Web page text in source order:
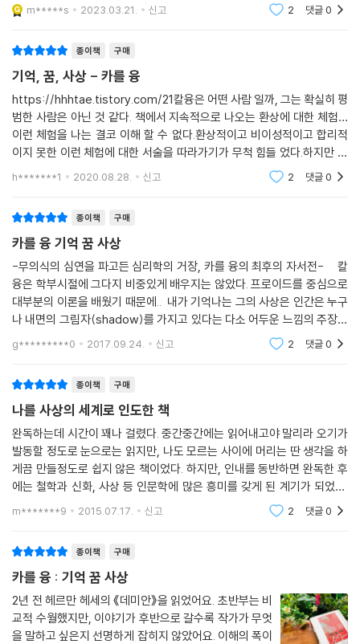
구하는 것
m*****s 2023.03.21. 신고 2 댓글0
종이책 구매
기억, 꿈, 사상 - 카를 융
https://hhhtae.tistory.com/21칼융은 어떤 사람 일까, 그는 확실히 평
범한 사람은 아닌 것 같다. 책에서 지속적으로 나오는 환상에 대한 체험…
이런 체험을 나는 결코 이해 할 수 없다.환상적이고 비이성적이고 합리적
이지 못한 이런 체험에 대한 서술을 따라가기가 무척 힘들 었다.하지만 이
런것을 이해하거나 이것이 사실인지를 따지는 것은 중요한 것이 아니라는
h*******1 2020.08.28. 신고 2 댓글0
종이책 구매
카를 융 기억 꿈 사상
-무의식의 심연을 파고든 심리학의 거장, 카를 융의 최후의 자서전- 칼
융은 학부시절에 그다지 비중있게 배우지는 않았다. 프로이드를 중심으로
대부분의 이론을 배웠기 때문에.. 내가 기억나는 그의 사상은 인간은 누구
나 내면의 그림자(shadow)를 가지고 있다는 다소 어두운 느낌의 주장이
었는데, 그 짧은 '그림자'라는 단어가 내 머리속을 오랫동안 떠나지 않았
다. 그러다가 왜인
g*********0 2017.09.24. 신고 2 댓글0
종이책 구매
나를 사상의 세계로 인도한 책
완독하는데 시간이 꽤나 걸렸다. 중간중간에는 읽어내고야 말리라 오기가
발동할 정도로 눈으로는 읽지만, 나도 모르는 사이에 머리는 딴 생각을 하
게끔 만들정도로 쉽지 않은 책이었다. 하지만, 인내를 동반하면 완독한 후
에는 철학과 신화, 사상 등 인문학에 많은 흥미를 갖게 된 계기가 되었다.
사상서나 철학을 좋아하는 사람이 아니라면 분명 접근하기가 쉽지 않은 책
m*******9 2015.07.17. 신고 2 댓글0
종이책 구매
카를 융 : 기억 꿈 사상
2년 전 헤르만 헤세의 《데미안》을 읽었어요. 초반부는 비
교적 수월했지만, 이야기가 후반으로 갈수록 작가가 무엇
을 말하고 싶은지 선명하게 잡히지 않았어요. 이해의 폭이